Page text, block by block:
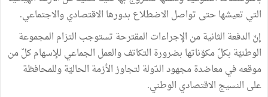
التي تعيشها حتى تواصل الاضطلاع بدورها الاقتصادي والاجتماعي.
إنّ الدفعة الثانية من الإجراءات المقترحة تستوجب التزام المجموعة
الوطنيّة بكلّ مكوّناتها بضرورة التكاتف والعمل الجماعي للإسهام كلّ من
موقعه في معاضدة مجهود الدّولة لتجاوز الأزمة الحاليّة وللمحافظة
على النسيج الاقتصادي الوطني.